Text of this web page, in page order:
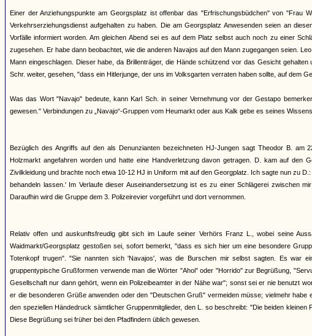
Einer der Anziehungspunkte am Georgsplatz ist offenbar das "Erfrischungsbüdchen" von "Frau
Verkehrserziehungsdienst aufgehalten zu haben. Die am Georgsplatz Anwesenden seien an
Vorfälle informiert worden. Am gleichen Abend sei es auf dem Platz selbst auch noch zu einer
zugesehen. Er habe dann beobachtet, wie die anderen Navajos auf den Mann zugegangen seien.
Mann eingeschlagen. Dieser habe, da Brillenträger, die Hände schützend vor das Gesicht
Schr. weiter, gesehen, "dass ein Hitlerjunge, der uns im Volksgarten verraten haben sollte, auf dem
Was das Wort "Navajo" bedeute, kann Karl Sch. in seiner Vernehmung vor der Gestapo
gewesen." Verbindungen zu „Navajo“-Gruppen vom Heumarkt oder aus Kalk gebe es seines
Bezüglich des Angriffs auf den als Denunzianten bezeichneten HJ-Jungen sagt Theodor B.
Holzmarkt angefahren worden und hatte eine Handverletzung davon getragen. D. kam auf den
Zivilkleidung und brachte noch etwa 10-12 HJ in Uniform mit auf den Georgplatz. Ich sagte nun zu
behandeln lassen.' Im Verlaufe dieser Auseinandersetzung ist es zu einer Schlägerei zwischen
Daraufhin wird die Gruppe dem 3. Polizeirevier vorgeführt und dort vernommen.
Relativ offen und auskunftsfreudig gibt sich im Laufe seiner Verhörs Franz L., wobei seine
Waidmarkt/Georgsplatz gestoßen sei, sofort bemerkt, "dass es sich hier um eine besondere
Totenkopf trugen". "Sie nannten sich 'Navajos', was die Burschen mir selbst sagten. Es war
gruppentypische Grußformen verwende man die Wörter "Ahoi" oder "Horrido" zur Begrüßung,
Gesellschaft nur dann gehört, wenn ein Polizeibeamter in der Nähe war"; sonst sei er nie benutzt
er die besonderen Grüße anwenden oder den "Deutschen Gruß" vermeiden müsse; vielmehr
den speziellen Händedruck sämtlicher Gruppenmitglieder, den L. so beschreibt: "Die beiden
Diese Begrüßung sei früher bei den Pfadfindern üblich gewesen.